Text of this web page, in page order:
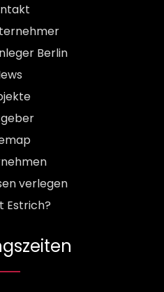
Berlin
verlegen
Estrich?